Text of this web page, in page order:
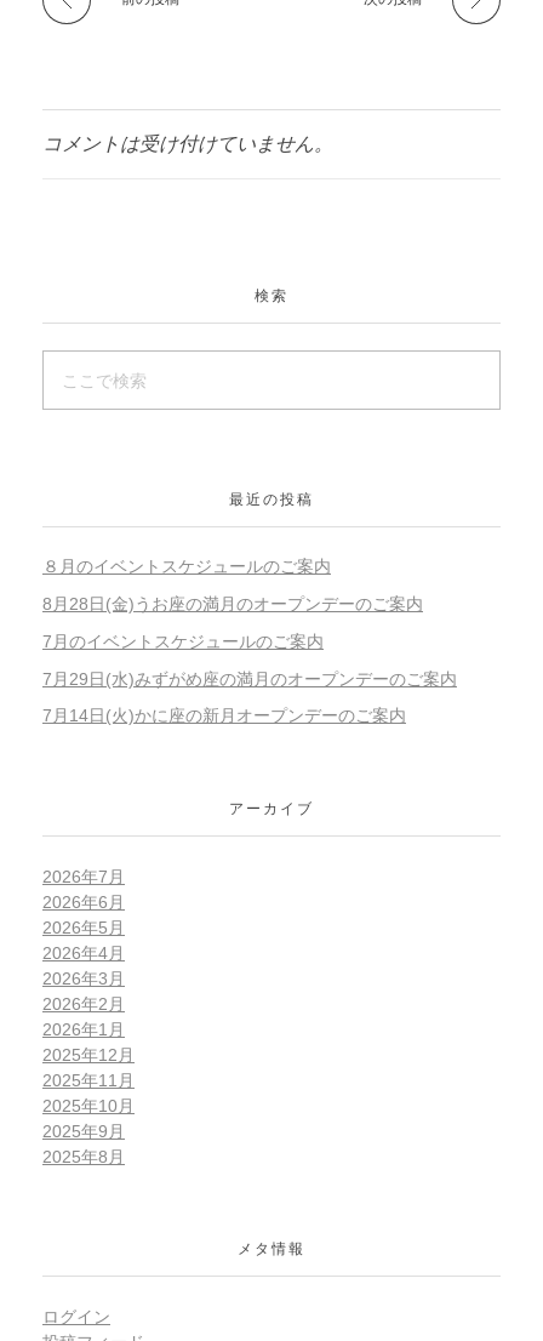
コメントは受け付けていません。
検索
最近の投稿
８月のイベントスケジュールのご案内
8月28日(金)うお座の満月のオープンデーのご案内
7月のイベントスケジュールのご案内
7月29日(水)みずがめ座の満月のオープンデーのご案内
7月14日(火)かに座の新月オープンデーのご案内
アーカイブ
2026年7月
2026年6月
2026年5月
2026年4月
2026年3月
2026年2月
2026年1月
2025年12月
2025年11月
2025年10月
2025年9月
2025年8月
メタ情報
ログイン